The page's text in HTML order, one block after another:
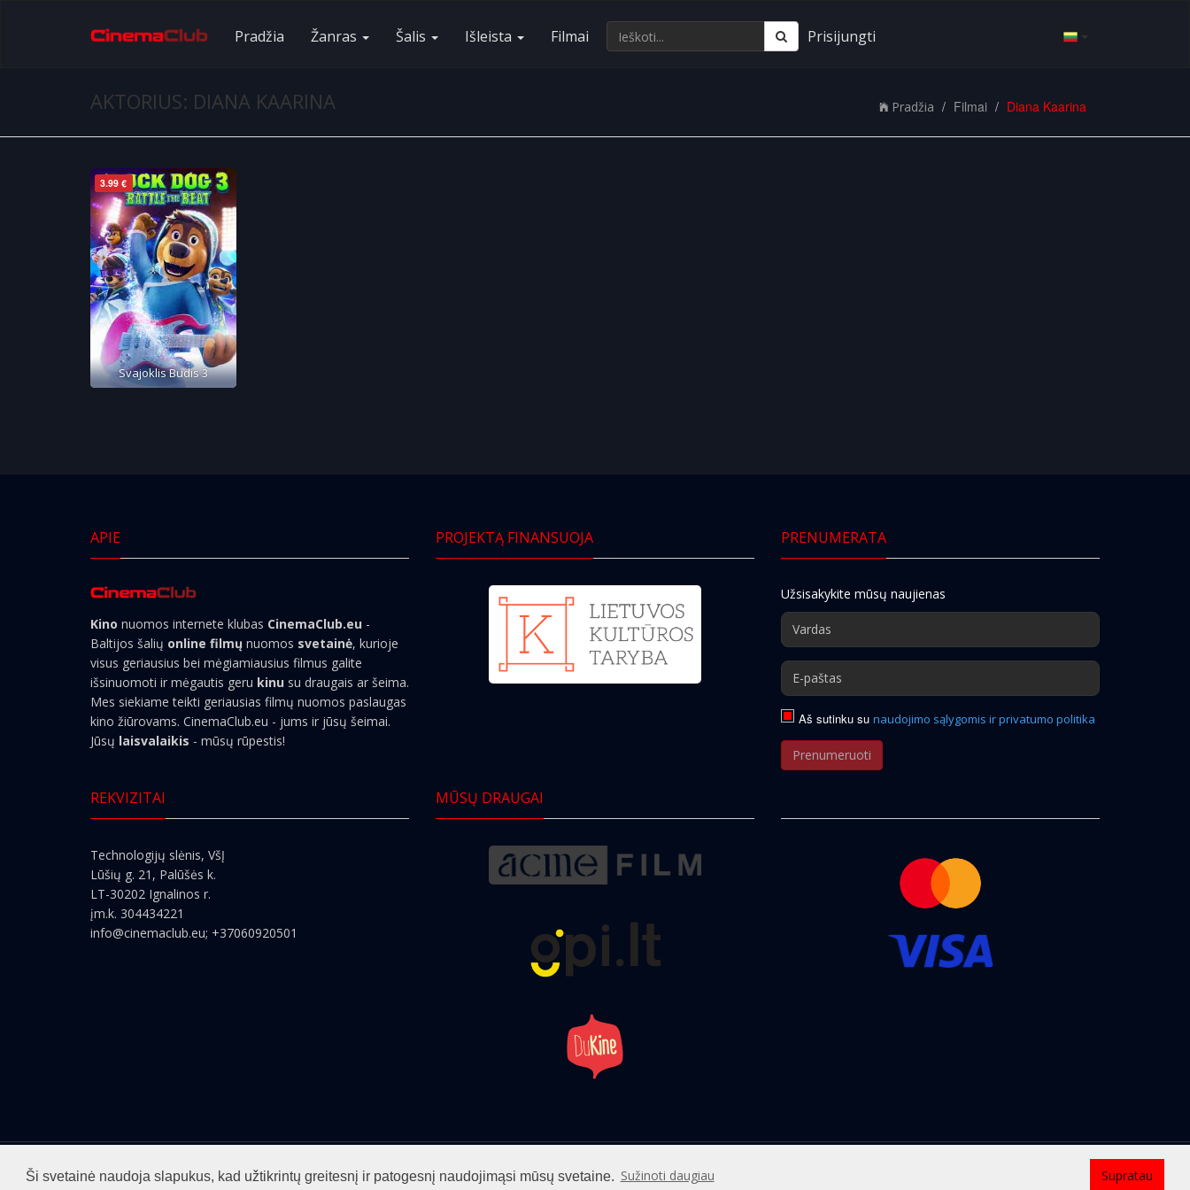
Ši svetainė naudoja slapukus, kad užtikrintų greitesnį ir patogesnį naudojimąsi mūsų svetaine. Sužinoti daugiau Supratau
Pradžia Žanras Šalis Išleista Filmai Prisijungti
AKTORIUS: DIANA KAARINA Pradžia Filmai Diana Kaarina
3.99 €
Svajoklis Budis 3
APIE
Kino nuomos internete klubas CinemaClub.eu -
Baltijos šalių online filmų nuomos svetainė, kurioje
visus geriausius bei mėgiamiausius filmus galite
išsinuomoti ir mėgautis geru kinu su draugais ar šeima.
Mes siekiame teikti geriausias filmų nuomos paslaugas
kino žiūrovams. CinemaClub.eu - jums ir jūsų šeimai.
Jūsų laisvalaikis - mūsų rūpestis!
PROJEKTĄ FINANSUOJA PRENUMERATA
Užsisakykite mūsų naujienas
Aš sutinku su naudojimo sąlygomis ir privatumo politika
Prenumeruoti
REKVIZITAI
Technologijų slėnis, VšĮ
Lūšių g. 21, Palūšės k.
LT-30202 Ignalinos r.
įm.k. 304434221
info@cinemaclub.eu; +37060920501
MŪSŲ DRAUGAI
Visos teisės saugomos ©2026cinemaclub.lt info@cinemaclub.lt